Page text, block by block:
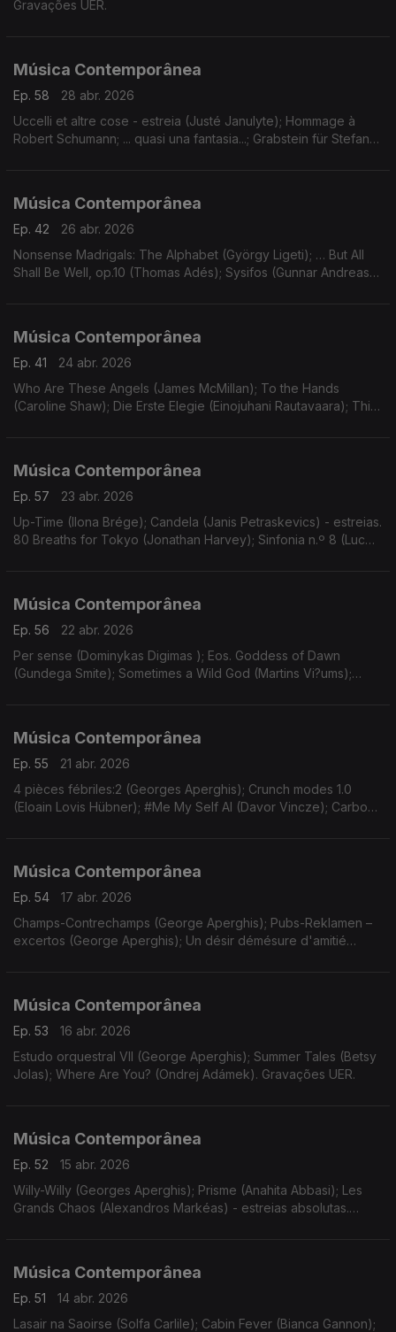
Gravações UER.
Música Contemporânea
Ep. 58
28 abr. 2026
Uccelli et altre cose - estreia (Justé Janulyte); Hommage à
Robert Schumann; ... quasi una fantasia...; Grabstein für Stefan
Música Contemporânea
Ep. 42
26 abr. 2026
Nonsense Madrigals: The Alphabet (György Ligeti); … But All
Shall Be Well, op.10 (Thomas Adés); Sysifos (Gunnar Andreas
Música Contemporânea
Ep. 41
24 abr. 2026
Who Are These Angels (James McMillan); To the Hands
(Caroline Shaw); Die Erste Elegie (Einojuhani Rautavaara); Thin
Música Contemporânea
Ep. 57
23 abr. 2026
Up-Time (Ilona Brége); Candela (Janis Petraskevics) - estreias.
80 Breaths for Tokyo (Jonathan Harvey); Sinfonia n.º 8 (Luc
Música Contemporânea
Ep. 56
22 abr. 2026
Per sense (Dominykas Digimas ); Eos. Goddess of Dawn
(Gundega Smite); Sometimes a Wild God (Martins Vi?ums);
Música Contemporânea
Ep. 55
21 abr. 2026
4 pièces fébriles:2 (Georges Aperghis); Crunch modes 1.0
(Eloain Lovis Hübner); #Me My Self AI (Davor Vincze); Carbon
Música Contemporânea
Ep. 54
17 abr. 2026
Champs-Contrechamps (George Aperghis); Pubs-Reklamen –
excertos (George Aperghis); Un désir démésure d'amitié
Música Contemporânea
Ep. 53
16 abr. 2026
Estudo orquestral VII (George Aperghis); Summer Tales (Betsy
Jolas); Where Are You? (Ondrej Adámek). Gravações UER.
Música Contemporânea
Ep. 52
15 abr. 2026
Willy-Willy (Georges Aperghis); Prisme (Anahita Abbasi); Les
Grands Chaos (Alexandros Markéas) - estreias absolutas.
Música Contemporânea
Ep. 51
14 abr. 2026
Lasair na Saoirse (Solfa Carlile); Cabin Fever (Bianca Gannon);